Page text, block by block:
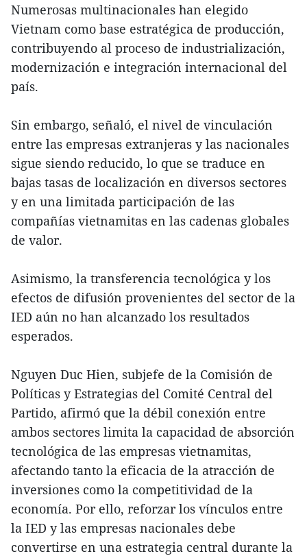
Numerosas multinacionales han elegido
Vietnam como base estratégica de producción,
contribuyendo al proceso de industrialización,
modernización e integración internacional del
país.
Sin embargo, señaló, el nivel de vinculación
entre las empresas extranjeras y las nacionales
sigue siendo reducido, lo que se traduce en
bajas tasas de localización en diversos sectores
y en una limitada participación de las
compañías vietnamitas en las cadenas globales
de valor.
Asimismo, la transferencia tecnológica y los
efectos de difusión provenientes del sector de la
IED aún no han alcanzado los resultados
esperados.
Nguyen Duc Hien, subjefe de la Comisión de
Políticas y Estrategias del Comité Central del
Partido, afirmó que la débil conexión entre
ambos sectores limita la capacidad de absorción
tecnológica de las empresas vietnamitas,
afectando tanto la eficacia de la atracción de
inversiones como la competitividad de la
economía. Por ello, reforzar los vínculos entre
la IED y las empresas nacionales debe
convertirse en una estrategia central durante la